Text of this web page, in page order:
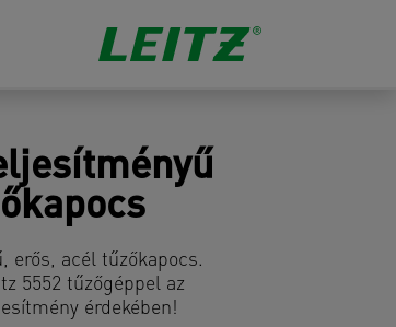
erős, acél tűzőkapocs.
5552 tűzőgéppel az
érdekében!